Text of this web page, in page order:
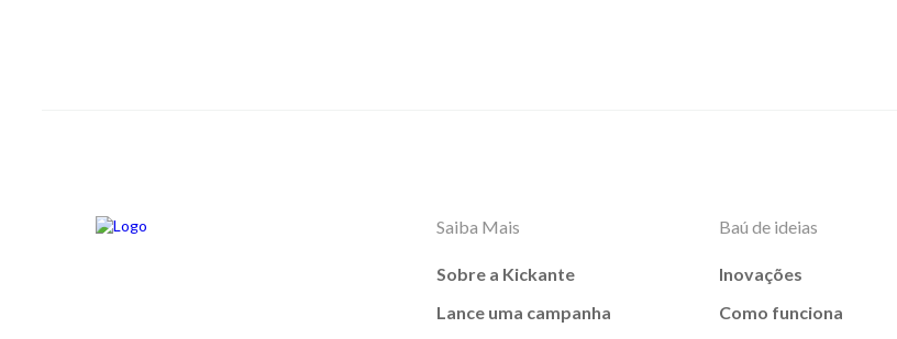
Saiba Mais
Sobre a Kickante
Lance uma campanha
Baú de ideias
Inovações
Como funciona